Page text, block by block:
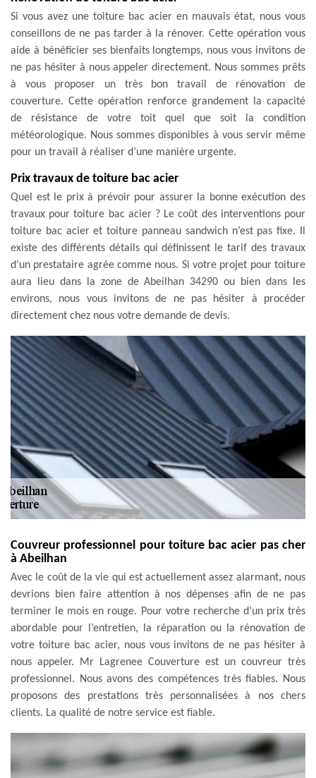
Si vous avez une toiture bac acier en mauvais état, nous vous
conseillons de ne pas tarder à la rénover. Cette opération vous
aide à bénéficier ses bienfaits longtemps, nous vous invitons de
ne pas hésiter à nous appeler directement. Nous sommes prêts
à vous proposer un très bon travail de rénovation de
couverture. Cette opération renforce grandement la capacité
de résistance de votre toit quel que soit la condition
météorologique. Nous sommes disponibles à vous servir même
pour un travail à réaliser d’une manière urgente.
Prix travaux de toiture bac acier
Quel est le prix à prévoir pour assurer la bonne exécution des
travaux pour toiture bac acier ? Le coût des interventions pour
toiture bac acier et toiture panneau sandwich n’est pas fixe. Il
existe des différents détails qui définissent le tarif des travaux
d’un prestataire agrée comme nous. Si votre projet pour toiture
aura lieu dans la zone de Abeilhan 34290 ou bien dans les
environs, nous vous invitons de ne pas hésiter à procéder
directement chez nous votre demande de devis.
Couvreur professionnel pour toiture bac acier pas cher
à Abeilhan
Avec le coût de la vie qui est actuellement assez alarmant, nous
devrions bien faire attention à nos dépenses afin de ne pas
terminer le mois en rouge. Pour votre recherche d’un prix très
abordable pour l’entretien, la réparation ou la rénovation de
votre toiture bac acier, nous vous invitons de ne pas hésiter à
nous appeler. Mr Lagrenee Couverture est un couvreur très
professionnel. Nous avons des compétences très fiables. Nous
proposons des prestations très personnalisées à nos chers
clients. La qualité de notre service est fiable.